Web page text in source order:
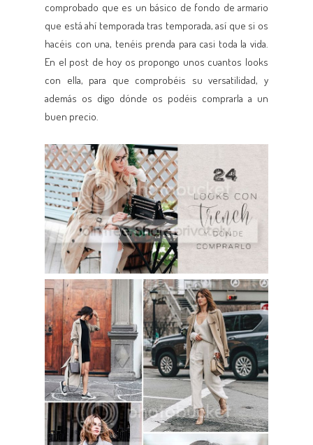
comprobado que es un básico de fondo de armario
que está ahí temporada tras temporada, así que si os
hacéis con una, tenéis prenda para casi toda la vida.
En el post de hoy os propongo unos cuantos looks
con ella, para que comprobéis su versatilidad, y
además os digo dónde os podéis comprarla a un
buen precio.